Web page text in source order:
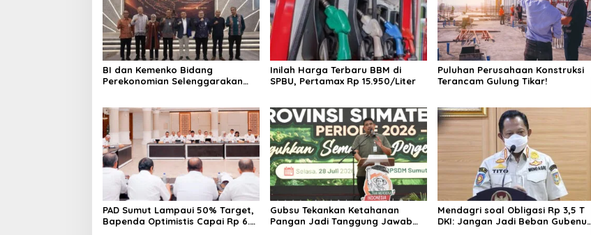
BI dan Kemenko Bidang
Perekonomian Selenggarakan
untuk Peningkatan PDRD di
Sumatera
Inilah Harga Terbaru BBM di
SPBU, Pertamax Rp 15.950/Liter
Puluhan Perusahaan Konstruksi
Terancam Gulung Tikar!
PAD Sumut Lampaui 50% Target,
Bapenda Optimistis Capai Rp 6.9
Gubsu Tekankan Ketahanan
Pangan Jadi Tanggung Jawab
Mendagri soal Obligasi Rp 3,5 T
DKI: Jangan Jadi Beban Gubenur